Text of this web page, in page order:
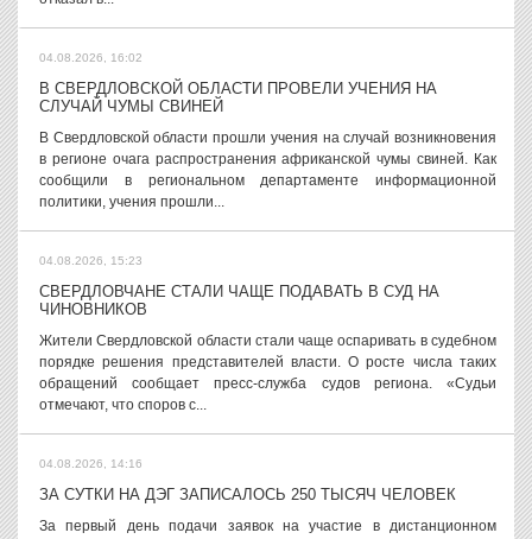
04.08.2026, 16:02
В СВЕРДЛОВСКОЙ ОБЛАСТИ ПРОВЕЛИ УЧЕНИЯ НА
СЛУЧАЙ ЧУМЫ СВИНЕЙ
В Свердловской области прошли учения на случай возникновения
в регионе очага распространения африканской чумы свиней. Как
сообщили в региональном департаменте информационной
политики, учения прошли...
04.08.2026, 15:23
СВЕРДЛОВЧАНЕ СТАЛИ ЧАЩЕ ПОДАВАТЬ В СУД НА
ЧИНОВНИКОВ
Жители Свердловской области стали чаще оспаривать в судебном
порядке решения представителей власти. О росте числа таких
обращений сообщает пресс-служба судов региона. «Судьи
отмечают, что споров с...
04.08.2026, 14:16
ЗА СУТКИ НА ДЭГ ЗАПИСАЛОСЬ 250 ТЫСЯЧ ЧЕЛОВЕК
За первый день подачи заявок на участие в дистанционном